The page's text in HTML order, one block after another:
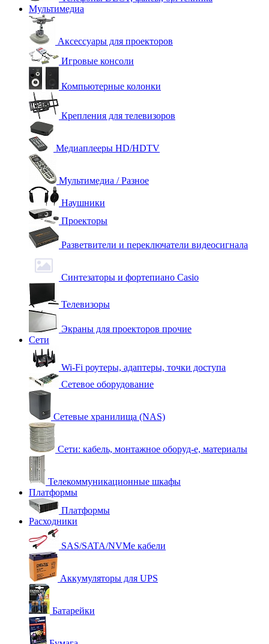
Мультимедиа
Аксессуары для проекторов
Игровые консоли
Компьютерные колонки
Крепления для телевизоров
Медиаплееры HD/HDTV
Мультимедиа / Разное
Наушники
Проекторы
Разветвители и переключатели видеосигнала
Синтезаторы и фортепиано Casio
Телевизоры
Экраны для проекторов прочие
Сети
Wi-Fi роутеры, адаптеры, точки доступа
Сетевое оборудование
Сетевые хранилища (NAS)
Сети: кабель, монтажное оборуд-е, материалы
Телекоммуникационные шкафы
Платформы
Платформы
Расходники
SAS/SATA/NVMe кабели
Аккумуляторы для UPS
Батарейки